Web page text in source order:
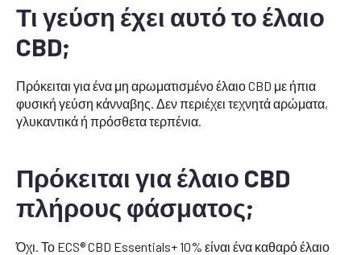
Τι γεύση έχει αυτό το έλαιο
CBD;
Πρόκειται για ένα μη αρωματισμένο έλαιο CBD με ήπια
φυσική γεύση κάνναβης. Δεν περιέχει τεχνητά αρώματα,
γλυκαντικά ή πρόσθετα τερπένια.
Πρόκειται για έλαιο CBD
πλήρους φάσματος;
Όχι. Το ECS® CBD Essentials+ 10% είναι ένα καθαρό έλαιο